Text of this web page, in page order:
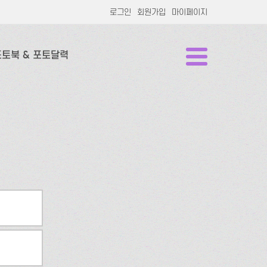
로그인 회원가입 마이페이지
북 & 포토달력